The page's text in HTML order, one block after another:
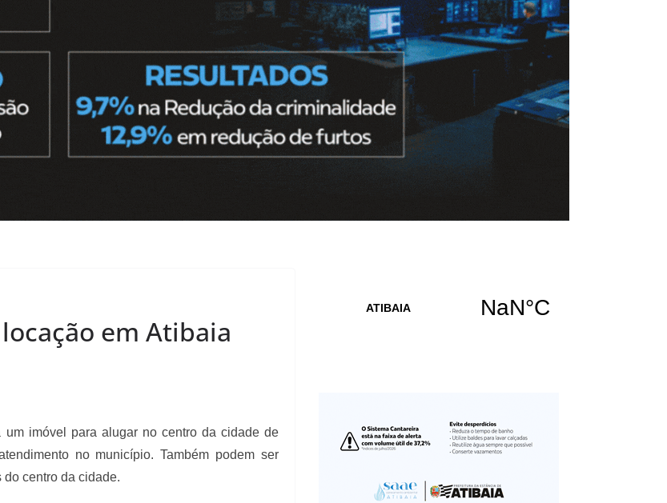
em Atibaia
imóvel para alugar no centro da cidade de
no município. Também podem ser
centro da cidade.